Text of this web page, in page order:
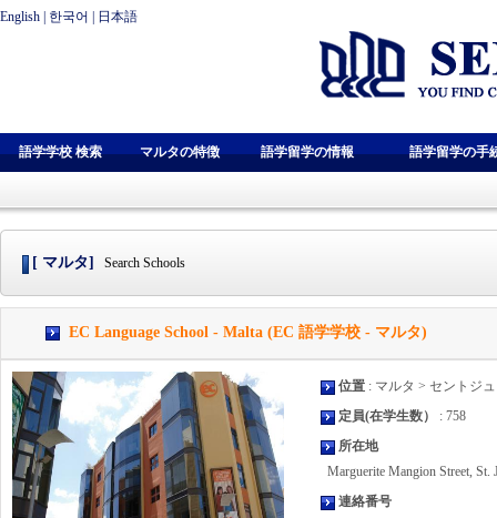
English 한국어 日本語
語学学校 検索 マルタの特徴 語学留学の情報 語学留学の手
[ マルタ] Search Schools
EC Language School - Malta (EC 語学学校 - マルタ)
位置 : マルタ > セントジ
定員(在学生数）
: 758
所在地
Marguerite Mangion Street, St.
連絡番号